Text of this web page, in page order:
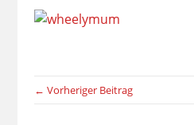
← Vorheriger Beitrag